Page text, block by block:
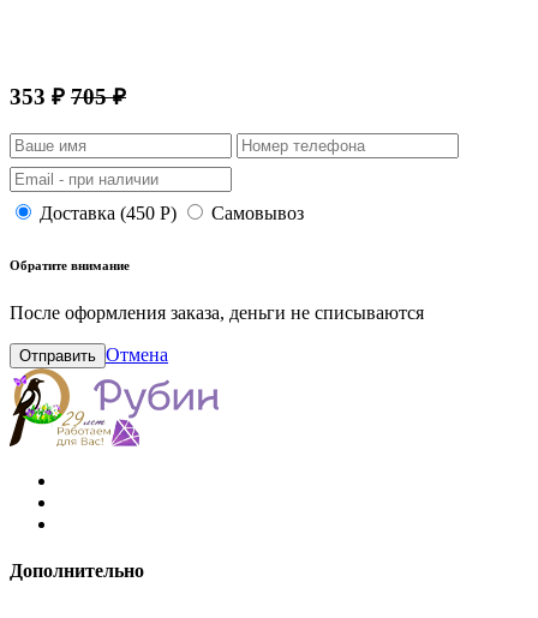
353 ₽ 705 ₽
Доставка (450 Р) Самовывоз
Обратите внимание
После оформления заказа, деньги не списываются
Отправить Отмена
Дополнительно